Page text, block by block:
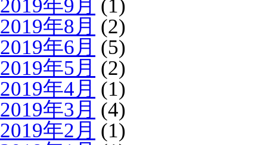
2019年9月 (1)
2019年8月 (2)
2019年6月 (5)
2019年5月 (2)
2019年4月 (1)
2019年3月 (4)
2019年2月 (1)